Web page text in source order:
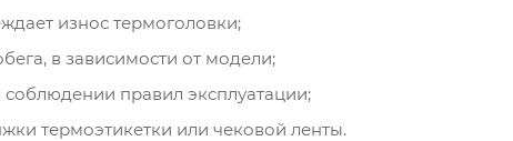
износ термоголовки;
в зависимости от модели;
правил эксплуатации;
термоэтикетки или чековой ленты.